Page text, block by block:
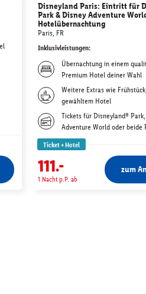
Disneyland Paris: Eintritt für
Park & Disney Adventure
Hotelübernachtung
Paris, FR
Inklusivleistungen:
Übernachtung in einem
Premium Hotel deiner Wahl
Weitere Extras wie
gewähltem Hotel
Tickets für Disneyland®
Adventure World oder beide
Ticket + Hotel
111.-
1 Nacht p.P. ab
zum